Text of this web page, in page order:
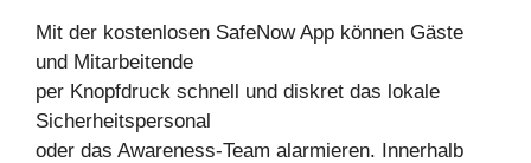
Mit der kostenlosen SafeNow App können Gäste
und Mitarbeitende
per Knopfdruck schnell und diskret das lokale
Sicherheitspersonal
oder das Awareness-Team alarmieren. Innerhalb